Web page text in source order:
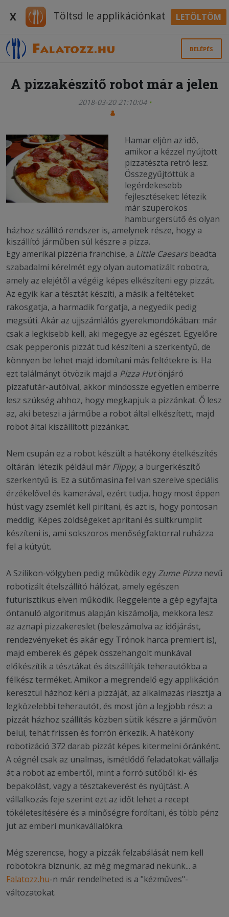
X Töltsd le applikációnkat LETÖLTÖM
BELÉPÉS
A pizzakészítő robot már a jelen
2018-03-20 21:10:04
Hamar eljön az idő,
amikor a kézzel nyújtott
pizzatészta retró lesz.
Összegyűjtöttük a
legérdekesebb
fejlesztéseket: létezik
már szuperokos
hamburgersütő és olyan
házhoz szállító rendszer is, amelynek része, hogy a
kiszállító járműben sül készre a pizza.
Egy amerikai pizzéria franchise, a Little Caesarsbeadta
szabadalmi kérelmét egy olyan automatizált robotra,
amely az elejétől a végéig képes elkészíteni egy pizzát.
Az egyik kar a tésztát készíti, a másik a feltéteket
rakosgatja, a harmadik forgatja, a negyedik pedig
megsüti. Akár az ujjszámlálós gyerekmondókában: már
csak a legkisebb kell, aki megegye az egészet. Egyelőre
csak pepperonis pizzát tud készíteni a szerkentyű, de
könnyen be lehet majd idomítani más feltétekre is. Ha
ezt találmányt ötvözik majd a Pizza Hutönjáró
pizzafutár-autóival, akkor mindössze egyetlen emberre
lesz szükség ahhoz, hogy megkapjuk a pizzánkat. Ő lesz
az, aki beteszi a járműbe a robot által elkészített, majd
robot által kiszállított pizzánkat.
Nem csupán ez a robot készült a hatékony ételkészítés
oltárán: létezik például már Flippy, a burgerkészítő
szerkentyű is. Ez a sütőmasina fel van szerelve speciális
érzékelővel és kamerával, ezért tudja, hogy most éppen
húst vagy zsemlét kell pirítani, és azt is, hogy pontosan
meddig. Képes zöldségeket aprítani és sültkrumplit
készíteni is, ami sokszoros menőségfaktorral ruházza
fel a kütyüt.
A Szilikon-völgyben pedig működik egyZume Pizza nevű
robotizált ételszállító hálózat, amely egészen
futurisztikus elven működik. Reggelente a gép egyfajta
öntanuló algoritmus alapján kiszámolja, mekkora lesz
az aznapi pizzakereslet (beleszámolva az időjárást,
rendezvényeket és akár egy Trónok harca premiert is),
majd emberek és gépek összehangolt munkával
előkészítik a tésztákat és átszállítják teherautókba a
félkész terméket. Amikor a megrendelő egy applikáción
keresztül házhoz kéri a pizzáját, az alkalmazás riasztja a
legközelebbi teherautót, és most jön a legjobb rész: a
pizzát házhoz szállítás közben sütik készre a járművön
belül, tehát frissen és forrón érkezik. A hatékony
robotizáció 372 darab pizzát képes kitermelni óránként.
A cégnél csak az unalmas, ismétlődő feladatokat vállalja
át a robot az embertől, mint a forró sütőből ki- és
bepakolást, vagy a tésztakeverést és nyújtást. A
vállalkozás feje szerint ezt az időt lehet a recept
tökéletesítésére és a minőségre fordítani, és több pénz
jut az emberi munkavállalókra.
Még szerencse, hogy a pizzák felzabálását nem kell
robotokra bíznunk, az még megmarad nekünk... a
Falatozz.hu-n már rendelheted is a "kézműves"-
változatokat.